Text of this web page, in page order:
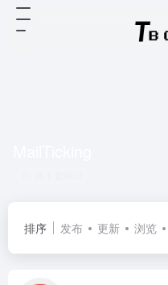
排序 发布 更新 浏览